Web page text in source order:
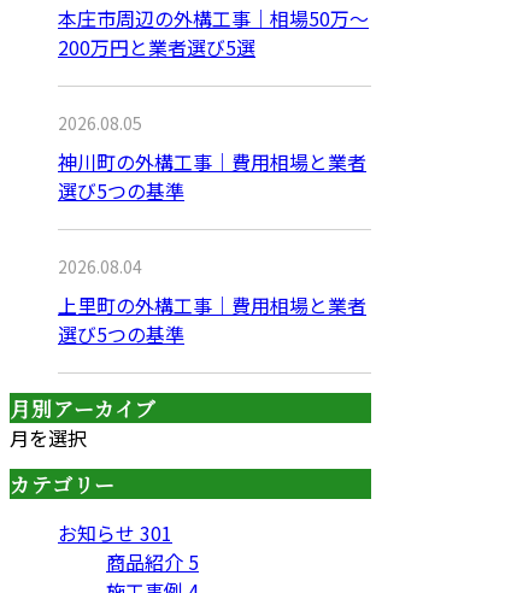
本庄市周辺の外構工事｜相場50万〜
200万円と業者選び5選
2026.08.05
神川町の外構工事｜費用相場と業者
選び5つの基準
2026.08.04
上里町の外構工事｜費用相場と業者
選び5つの基準
月別アーカイブ
月を選択
カテゴリー
お知らせ 301
商品紹介 5